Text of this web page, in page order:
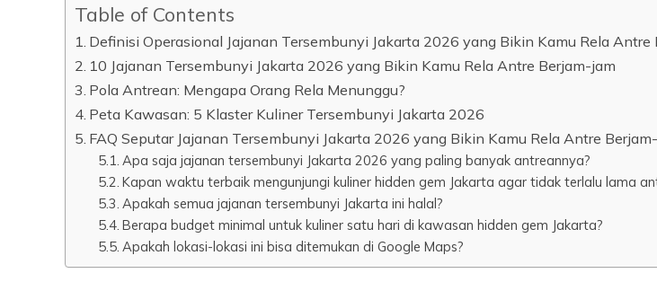
Table of Contents
Definisi Operasional Jajanan Tersembunyi Jakarta 2026 yang Bikin Kamu Rela Antre
10 Jajanan Tersembunyi Jakarta 2026 yang Bikin Kamu Rela Antre Berjam-jam
Pola Antrean: Mengapa Orang Rela Menunggu?
Peta Kawasan: 5 Klaster Kuliner Tersembunyi Jakarta 2026
FAQ Seputar Jajanan Tersembunyi Jakarta 2026 yang Bikin Kamu Rela Antre
Apa saja jajanan tersembunyi Jakarta 2026 yang paling banyak antreannya?
Kapan waktu terbaik mengunjungi kuliner hidden gem Jakarta agar tidak terlalu lama
Apakah semua jajanan tersembunyi Jakarta ini halal?
Berapa budget minimal untuk kuliner satu hari di kawasan hidden gem Jakarta?
Apakah lokasi-lokasi ini bisa ditemukan di Google Maps?